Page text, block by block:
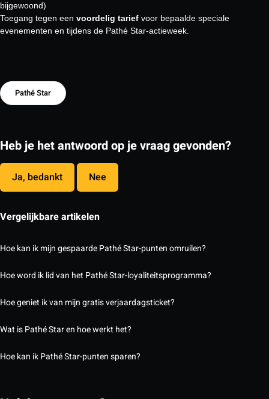
bijgewoond)
Toegang tegen een voordelig tarief voor bepaalde speciale
evenementen en tijdens de Pathé Star-actieweek.
Pathé Star
Heb je het antwoord op je vraag gevonden?
Ja, bedankt Nee
Vergelijkbare artikelen
Hoe kan ik mijn gespaarde Pathé Star-punten omruilen?
Hoe word ik lid van het Pathé Star-loyaliteitsprogramma?
Hoe geniet ik van mijn gratis verjaardagsticket?
Wat is Pathé Star en hoe werkt het?
Hoe kan ik Pathé Star-punten sparen?